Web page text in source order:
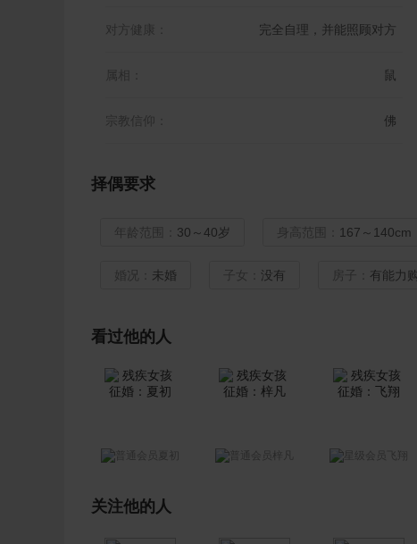
对方健康： 完全自理，并能照顾对方
属相： 鼠
宗教信仰： 佛
择偶要求
年龄范围： 30～40岁 身高范围： 167～140cm
婚况： 未婚 子女： 没有 房子： 有能力
看过他的人
飞翔
关注他的人